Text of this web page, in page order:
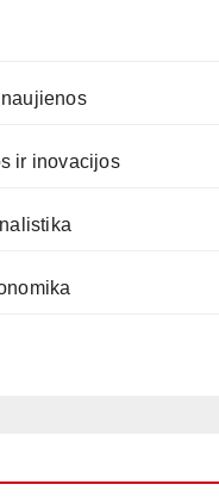
ir inovacijos